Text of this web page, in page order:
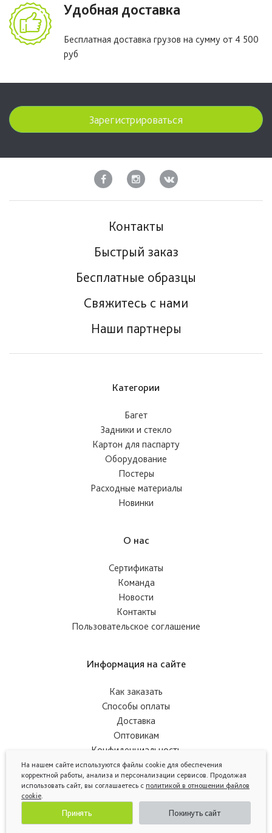
Удобная доставка
Бесплатная доставка грузов на сумму от 4 500
руб
Зарегистрироваться
Контакты
Быстрый заказ
Бесплатные образцы
Свяжитесь с нами
Наши партнеры
Категории
Багет
Задники и стекло
Картон для паспарту
Оборудование
Постеры
Расходные материалы
Новинки
О нас
Сертификаты
Команда
Новости
Контакты
Пользовательское соглашение
Информация на сайте
Как заказать
Способы оплаты
Доставка
Оптовикам
Конфиденциальность
© Авторские права защищены
На нашем сайте используются файлы cookie для обеспечения
корректной работы, анализа и персонализации сервисов. Продолжая
использовать сайт, вы соглашаетесь с политикой в отношении файлов
cookie.
Принять Покинуть сайт